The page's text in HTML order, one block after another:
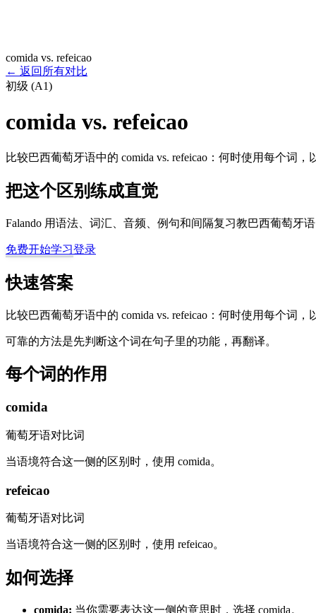
comida vs. refeicao
← 返回所有对比
初级 (A1)
comida vs. refeicao
比较巴西葡萄牙语中的 comida vs. refeicao：何时使用每个词
把这个区别练成直觉
Falando 用语法、词汇、音频、例句和间隔复习教巴西葡萄牙
免费开始学习登录
快速答案
比较巴西葡萄牙语中的 comida vs. refeicao：何时使用每个词
可靠的方法是先判断这个词在句子里的功能，再翻译。
每个词的作用
comida
葡萄牙语对比词
当语境符合这一侧的区别时，使用 comida。
refeicao
葡萄牙语对比词
当语境符合这一侧的区别时，使用 refeicao。
如何选择
comida: 当你需要表达这一侧的意思时，选择 comida。